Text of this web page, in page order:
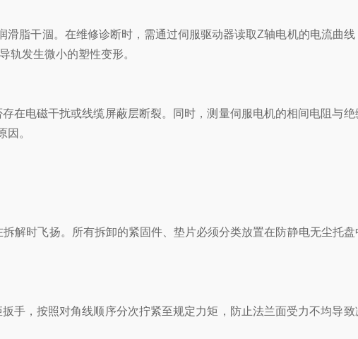
脂干涸。在维修诊断时，需通过伺服驱动器读取Z轴电机的电流曲
轨发生微小的塑性变形。
在电磁干扰或线缆屏蔽层断裂。同时，测量伺服电机的相间电阻与
。
解时飞扬。所有拆卸的紧固件、垫片必须分类放置在防静电无尘托
手，按照对角线顺序分次拧紧至规定力矩，防止法兰面受力不均导